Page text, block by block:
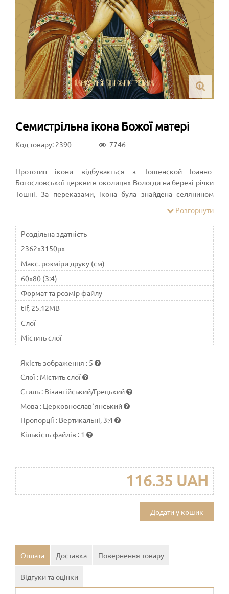
Семистрільна ікона Божої матері
Код товару: 2390 7746
Прототип ікони відбувається з Тошенской Іоанно-
Богословської церкви в околицях Вологди на березі річки
Тошні. За переказами, ікона була знайдена селянином
де по ній ходили, приймаючи за дошку. Богородиця
зображена пронизаний сім'ю стрілами. Іконографія
подібна до іконою Богородиці «Пом'якшення злих
сердець» або «Симеоново проречена», але має свої
особливості - все мечі (стріли) розташовуються зліва і
праворуч від Богородиці
Розгорнути
Роздільна здатність
2362x3150px
Макс. розміри друку (см)
60x80 (3:4)
Формат та розмір файлу
tif, 25.12MB
Слої
Містить слої
Якість зображення : 5
Слої : Містить слої
Стиль : Візантійський/Грецький
Мова : Церковнослав`янський
Пропорції : Вертикальні, 3:4
Кількість файлів : 1
116.35 UAH
Додати у кошик
Оплата Доставка Повернення товару
Відгуки та оцінки